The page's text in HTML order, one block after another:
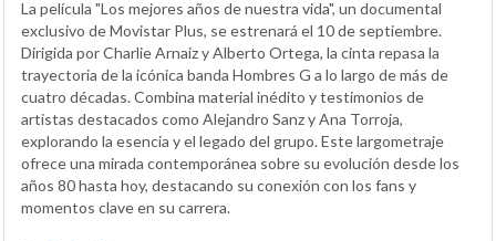
La película "Los mejores años de nuestra vida", un documental
exclusivo de Movistar Plus, se estrenará el 10 de septiembre.
Dirigida por Charlie Arnaiz y Alberto Ortega, la cinta repasa la
trayectoria de la icónica banda Hombres G a lo largo de más de
cuatro décadas. Combina material inédito y testimonios de
artistas destacados como Alejandro Sanz y Ana Torroja,
explorando la esencia y el legado del grupo. Este largometraje
ofrece una mirada contemporánea sobre su evolución desde los
años 80 hasta hoy, destacando su conexión con los fans y
momentos clave en su carrera.